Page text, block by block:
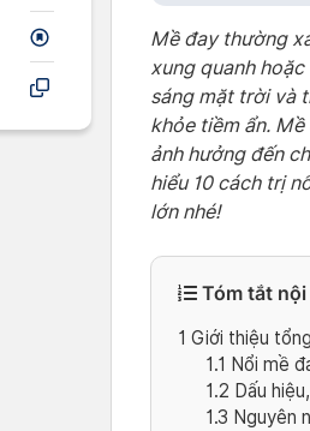
Mề đay thường
xung quanh
sáng mặt trời và
khỏe tiềm ẩn.
ảnh hưởng đến
hiểu 10 cách trị
lớn nhé!
Tóm tắt
1 Giới thiệu
1.1 Nổi mề
1.2 Dấu
1.3 Nguyên